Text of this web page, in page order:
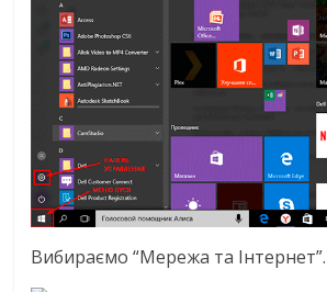
Вибираємо “Мережа та Інтернет”.